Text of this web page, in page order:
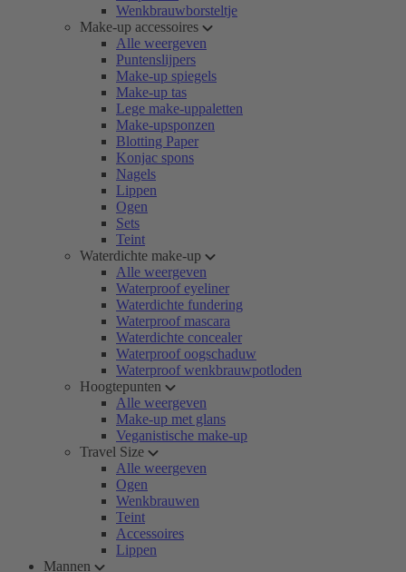
Wenkbrauwborsteltje
Make-up accessoires
Alle weergeven
Puntenslijpers
Make-up spiegels
Make-up tas
Lege make-uppaletten
Make-upsponzen
Blotting Paper
Konjac spons
Nagels
Lippen
Ogen
Sets
Teint
Waterdichte make-up
Alle weergeven
Waterproof eyeliner
Waterdichte fundering
Waterproof mascara
Waterdichte concealer
Waterproof oogschaduw
Waterproof wenkbrauwpotloden
Hoogtepunten
Alle weergeven
Make-up met glans
Veganistische make-up
Travel Size
Alle weergeven
Ogen
Wenkbrauwen
Teint
Accessoires
Lippen
Mannen